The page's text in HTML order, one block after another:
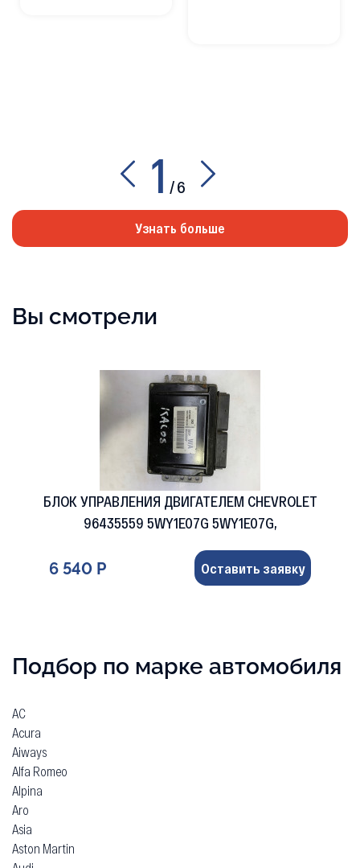
1 /6
Узнать больше
Вы смотрели
БЛОК УПРАВЛЕНИЯ ДВИГАТЕЛЕМ CHEVROLET
96435559 5WY1E07G 5WY1E07G,
6 540 Р Оставить заявку
Подбор по марке автомобиля
AC
Acura
Aiways
Alfa Romeo
Alpina
Aro
Asia
Aston Martin